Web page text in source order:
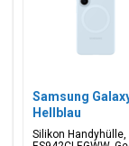
Samsung
Hellblau
Silikon Handyhülle,